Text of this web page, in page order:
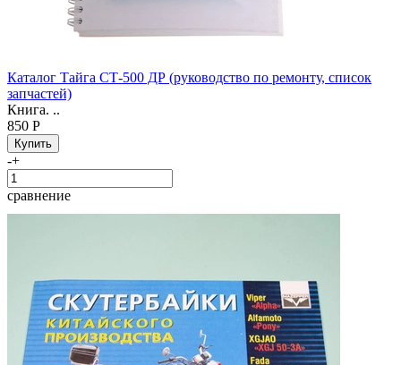
Каталог Тайга СТ-500 ДР (руководство по ремонту, список
запчастей)
Книга. ..
850 Р
-+
сравнение